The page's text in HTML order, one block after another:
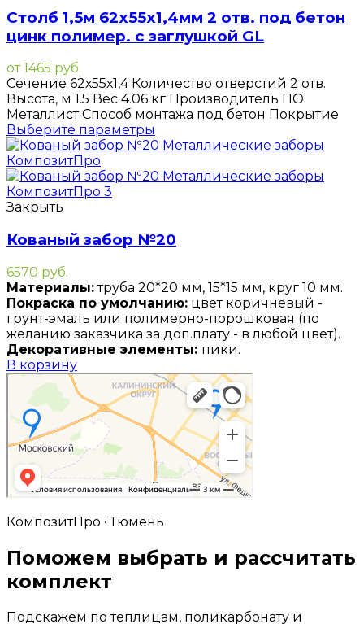
Столб 1,5м 62х55х1,4мм 2 отв. под бетон
цинк полимер. с заглушкой GL
от1465 руб.
Сечение 62х55х1,4 Количество отверстий 2 отв.
Высота, м 1.5 Вес 4.06 кг Производитель ПО
Металлист Способ монтажа под бетон Покрытие
Выберите параметры
Закрыть
Кованый забор №20
6570 руб.
Материалы:труба 20*20 мм, 15*15 мм, круг 10 мм.
Покраска по умолчанию: цвет коричневый -
грунт-эмаль или полимерно-порошковая (по
желанию заказчика за доп.плату - в любой цвет).
Декоративные элементы: пики.
В корзину
КомпозитПро · Тюмень
Поможем выбрать и рассчитать
комплект
Подскажем по теплицам, поликарбонату и